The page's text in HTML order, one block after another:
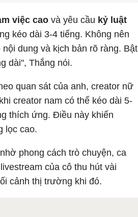
việc cao và yêu cầu kỷ luật
kéo dài 3-4 tiếng. Không nên
dung và kịch bản rõ ràng. Bật
dài", Thắng nói.
quan sát của anh, creator nữ
creator nam có thể kéo dài 5-
thích ứng. Điều này khiến
lọc cao.
phong cách trò chuyện, ca
của cô thu hút vài
cảnh thị trường khi đó.